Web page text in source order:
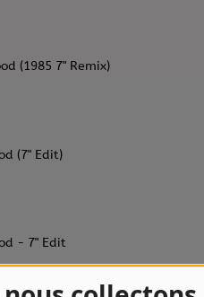
(1985 7" Remix)
(7" Edit)
- 7" Edit